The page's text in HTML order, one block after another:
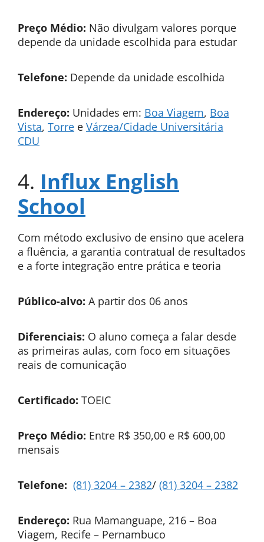
Preço Médio: Não divulgam valores porque
depende da unidade escolhida para estudar
Telefone: Depende da unidade escolhida
Endereço: Unidades em: Boa Viagem, Boa
Vista, Torre e Várzea/Cidade Universitária
CDU
4. Influx English
School
Com método exclusivo de ensino que acelera
a fluência, a garantia contratual de resultados
e a forte integração entre prática e teoria
Público-alvo: A partir dos 06 anos
Diferenciais: O aluno começa a falar desde
as primeiras aulas, com foco em situações
reais de comunicação
Certificado: TOEIC
Preço Médio: Entre R$ 350,00 e R$ 600,00
mensais
Telefone: (81) 3204 – 2382/ (81) 3204 – 2382
Endereço: Rua Mamanguape, 216 – Boa
Viagem, Recife – Pernambuco